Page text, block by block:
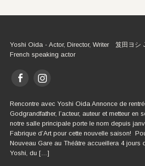
Yoshi Oida - Actor, Director, Writer 笈田ヨシ
French speaking actor
Rencontre avec Yoshi Oida Annonce de
Godgrandfather, l’acteur, auteur et metteur en
notre salle principale porte le nom depuis
Fabrique d’Art pour cette nouvelle saison!
Nouveau Gare au Théâtre accueillera 4 jours
Yoshi, du […]